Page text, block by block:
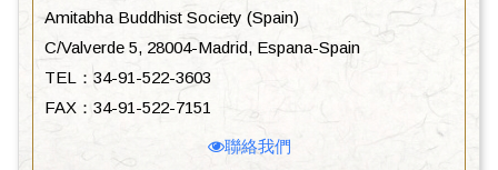
Amitabha Buddhist Society (Spain)
C/Valverde 5, 28004-Madrid, Espana-Spain
TEL：34-91-522-3603
FAX：34-91-522-7151
聯絡我們